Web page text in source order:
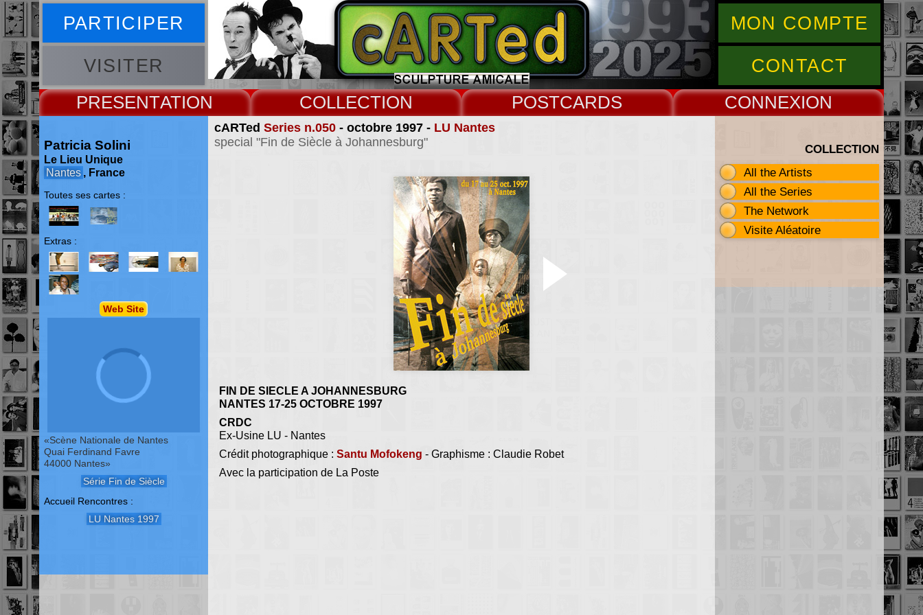
PARTICIPER
VISITER
MON COMPTE
CONTACT
PRESENT COLLECT CARDS CONNEX
cARTed Series n.050- octobre 1997 - LU Nantes
special "Fin de Siècle à Johannesburg"
FIN DE SIECLE A JOHANNESBURG
NANTES 17-25 OCTOBRE 1997
CRDC
Ex-Usine LU - Nantes
Crédit photographique : Santu Mofokeng - Graphisme : Claudie Robet
Avec la participation de La Poste
Patricia Solini
Le Lieu Unique
Nantes , France
Toutes ses cartes :
Extras :
Web Site
Scène Nationale de Nantes
Quai Ferdinand Favre
44000 Nantes
Série Fin de Siècle
Accueil Rencontres :
LU Nantes 1997
COLLECTION
All the Artists
All the Series
The Network
Visite Aléatoire